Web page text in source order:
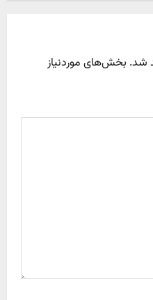
شد. بخش‌های موردنیاز